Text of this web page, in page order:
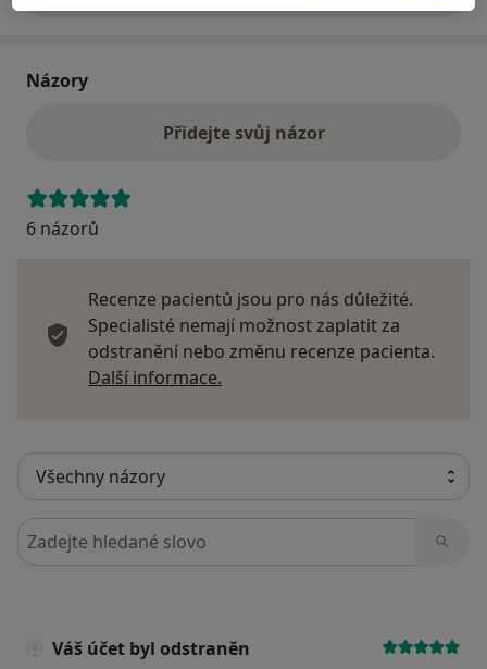
Názory
Přidejte svůj názor
6 názorů
Recenze pacientů jsou pro nás důležité.
Specialisté nemají možnost zaplatit za
odstranění nebo změnu recenze pacienta.
Další informace.
Hledejte v názorech
Váš účet byl odstraněn